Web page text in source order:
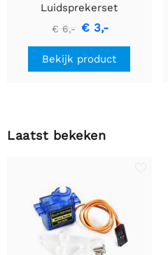
Luidsprekerset
€ 6,- € 3,-
Bekijk product
Laatst bekeken